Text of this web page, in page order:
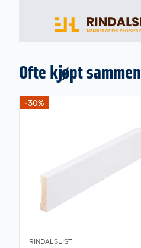
Ofte kjøpt sammen
-30%
RINDALSLIST